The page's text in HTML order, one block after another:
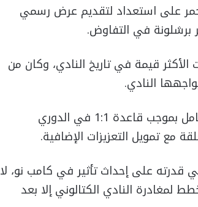
على استعداد لتقديم عرض رسمي
قيمة في تاريخ النادي، وكان من
النادي.
وكان ضخ 70 مليون يورو سيسمح لبرشلونة بالعمل بشكل كامل بموجب قاعدة 1:1 في الدوري
مع تمويل التعزيزات الإضافية.
على إحداث تأثير في كامب نو، لا
لمغادرة النادي الكتالوني إلا بعد